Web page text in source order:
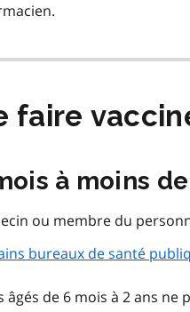
faire
à moins
ou membre du
bureaux de santé
âgés de 6 mois à 2 ans